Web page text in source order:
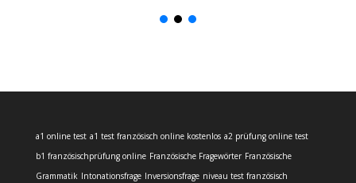
a1 online test a1 test französisch online kostenlos a2 prüfung online test
b1 französischprüfung online Französische Fragewörter Französische
Grammatik Intonationsfrage Inversionsfrage niveau test französisch